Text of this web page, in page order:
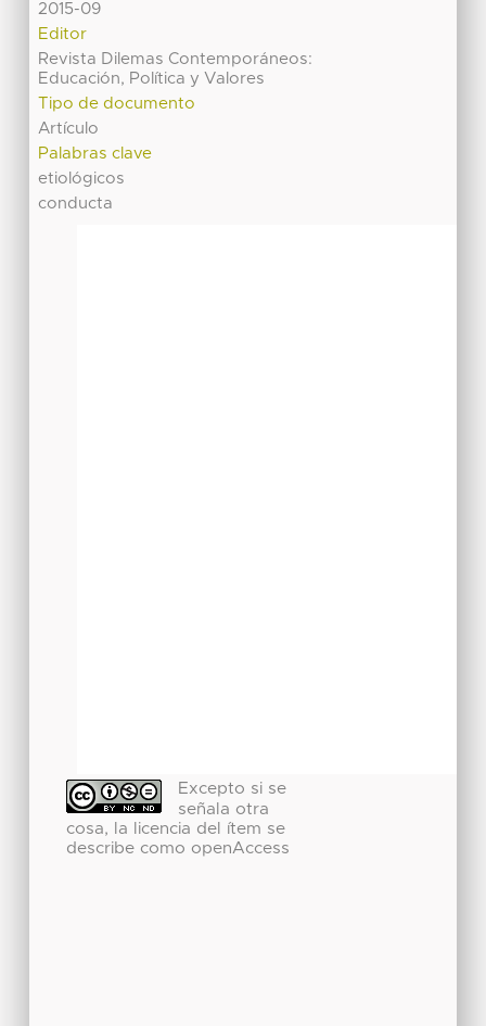
2015-09
Editor
Revista Dilemas Contemporáneos:
Educación, Política y Valores
Tipo de documento
Artículo
Palabras clave
etiológicos
conducta
Excepto si se
señala otra
cosa, la licencia del ítem se
describe como openAccess